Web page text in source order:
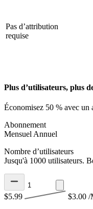
Pas d’attribution
requise
Plus d’utilisateurs, plus
Économisez 50 % avec un
Abonnement
Mensuel Annuel
Nombre d’utilisateurs
Jusqu'à 1000 utilisateurs.
$5.99 $3.00 /